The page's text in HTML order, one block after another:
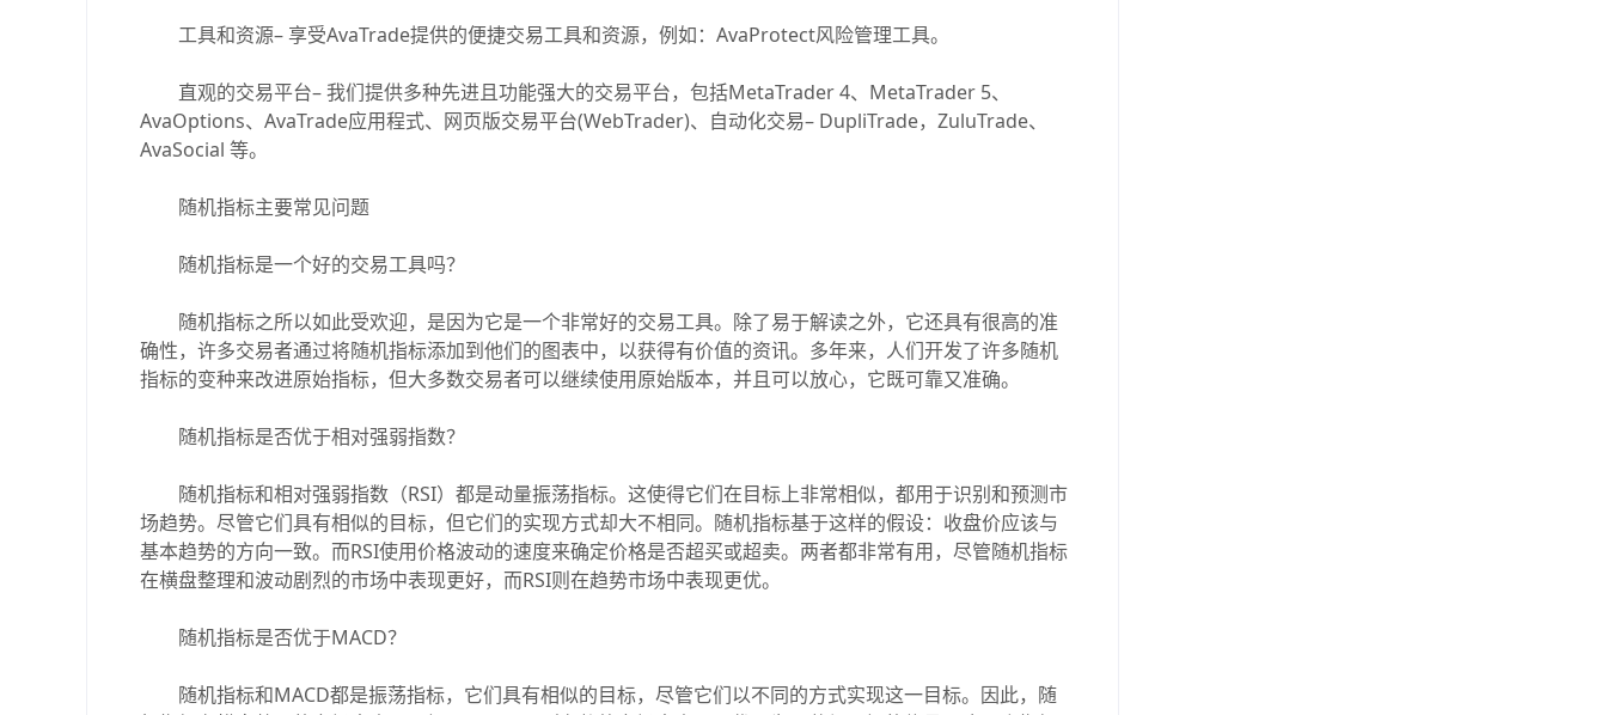
工具和资源– 享受AvaTrade提供的便捷交易工具和资源，例如：AvaProtect风险管理工具。
直观的交易平台– 我们提供多种先进且功能强大的交易平台，包括MetaTrader 4、MetaTrader 5、
AvaOptions、AvaTrade应用程式、网页版交易平台(WebTrader)、自动化交易– DupliTrade，ZuluTrade、
AvaSocial 等。
随机指标主要常见问题
随机指标是一个好的交易工具吗？
随机指标之所以如此受欢迎，是因为它是一个非常好的交易工具。除了易于解读之外，它还具有很高的准
确性，许多交易者通过将随机指标添加到他们的图表中，以获得有价值的资讯。多年来，人们开发了许多随机
指标的变种来改进原始指标，但大多数交易者可以继续使用原始版本，并且可以放心，它既可靠又准确。
随机指标是否优于相对强弱指数？
随机指标和相对强弱指数（RSI）都是动量振荡指标。这使得它们在目标上非常相似，都用于识别和预测市
场趋势。尽管它们具有相似的目标，但它们的实现方式却大不相同。随机指标基于这样的假设：收盘价应该与
基本趋势的方向一致。而RSI使用价格波动的速度来确定价格是否超买或超卖。两者都非常有用，尽管随机指标
在横盘整理和波动剧烈的市场中表现更好，而RSI则在趋势市场中表现更优。
随机指标是否优于MACD？
随机指标和MACD都是振荡指标，它们具有相似的目标，尽管它们以不同的方式实现这一目标。因此，随